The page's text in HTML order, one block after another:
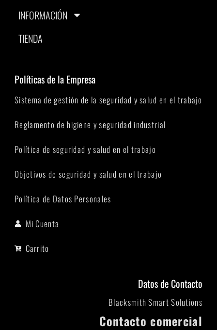
INFORMACIÓN
TIENDA
Políticas de la Empresa
Sistema de gestión de la seguridad y salud en el trabajo
Reglamento de higiene y seguridad industrial
Política de seguridad y salud en el trabajo
Objetivos de seguridad y salud en el trabajo
Política de Datos Personales
Mi Cuenta
Carrito
Datos de Contacto
Blacksmith Smart Solutions
Contacto comercial